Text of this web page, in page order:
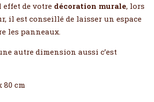
effet de votre décoration murale, lors
il est conseillé de laisser un espace
les panneaux.
autre dimension aussi c’est
80 cm